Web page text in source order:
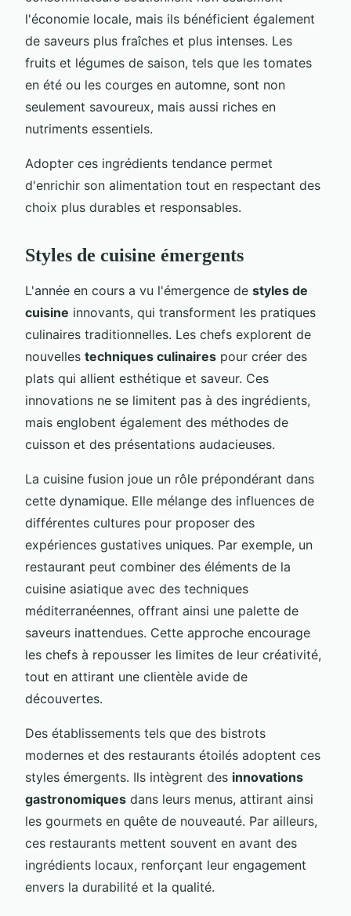
l'économie locale, mais ils bénéficient également
de saveurs plus fraîches et plus intenses. Les
fruits et légumes de saison, tels que les tomates
en été ou les courges en automne, sont non
seulement savoureux, mais aussi riches en
nutriments essentiels.
Adopter ces ingrédients tendance permet
d'enrichir son alimentation tout en respectant des
choix plus durables et responsables.
Styles de cuisine émergents
L'année en cours a vu l'émergence de styles de
cuisine innovants, qui transforment les pratiques
culinaires traditionnelles. Les chefs explorent de
nouvelles techniques culinaires pour créer des
plats qui allient esthétique et saveur. Ces
innovations ne se limitent pas à des ingrédients,
mais englobent également des méthodes de
cuisson et des présentations audacieuses.
La cuisine fusion joue un rôle prépondérant dans
cette dynamique. Elle mélange des influences de
différentes cultures pour proposer des
expériences gustatives uniques. Par exemple, un
restaurant peut combiner des éléments de la
cuisine asiatique avec des techniques
méditerranéennes, offrant ainsi une palette de
saveurs inattendues. Cette approche encourage
les chefs à repousser les limites de leur créativité,
tout en attirant une clientèle avide de
découvertes.
Des établissements tels que des bistrots
modernes et des restaurants étoilés adoptent ces
styles émergents. Ils intègrent des innovations
gastronomiques dans leurs menus, attirant ainsi
les gourmets en quête de nouveauté. Par ailleurs,
ces restaurants mettent souvent en avant des
ingrédients locaux, renforçant leur engagement
envers la durabilité et la qualité.